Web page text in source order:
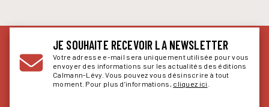
JE SOUHAITE RECEVOIR LA NEWSLETTER
Votre adresse e-mail sera uniquement utilisée pour vous
envoyer des informations sur les actualités des éditions
Calmann-Lévy. Vous pouvez vous désinscrire à tout
moment. Pour plus d’informations, cliquez ici